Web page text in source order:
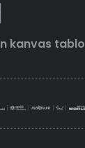
kanvas tablo